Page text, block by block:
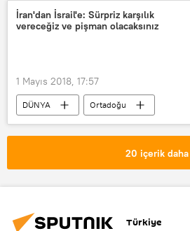
Şafak Mahmutyazıcıoğlu
Beşiktaş
Fenerbahçe
İran'dan İsrail'e: Sürpriz karşılık
vereceğiz ve pişman olacaksınız
1 Mayıs 2018, 17:57
DÜNYA
Ortadoğu
SAVUNMA
Haberler
Benyamin Netanyahu
Emir Hatemi
Abbas Irakçi
IRNA
20 içerik daha
Türkiye